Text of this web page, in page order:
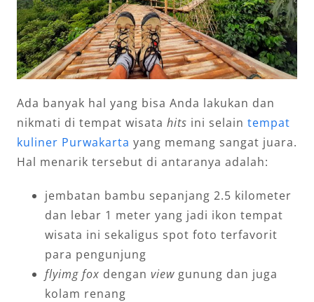
Ada banyak hal yang bisa Anda lakukan dan
nikmati di tempat wisata hits ini selain tempat
kuliner Purwakarta yang memang sangat juara.
Hal menarik tersebut di antaranya adalah:
jembatan bambu sepanjang 2.5 kilometer
dan lebar 1 meter yang jadi ikon tempat
wisata ini sekaligus spot foto terfavorit
para pengunjung
flyimg fox dengan viewgunung dan juga
kolam renang